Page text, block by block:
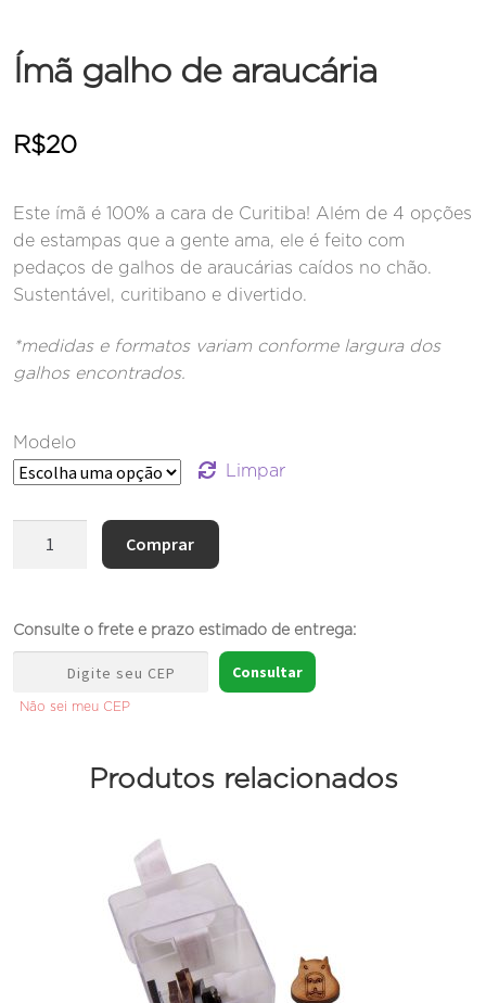
Ímã galho de araucária
R$20
Este ímã é 100% a cara de Curitiba! Além de 4 opções
de estampas que a gente ama, ele é feito com
pedaços de galhos de araucárias caídos no chão.
Sustentável, curitibano e divertido.
*medidas e formatos variam conforme largura dos
galhos encontrados.
Modelo
Limpar
quantidade
Comprar
Consulte o frete e prazo estimado de entrega:
Consultar
Não sei meu CEP
Produtos relacionados